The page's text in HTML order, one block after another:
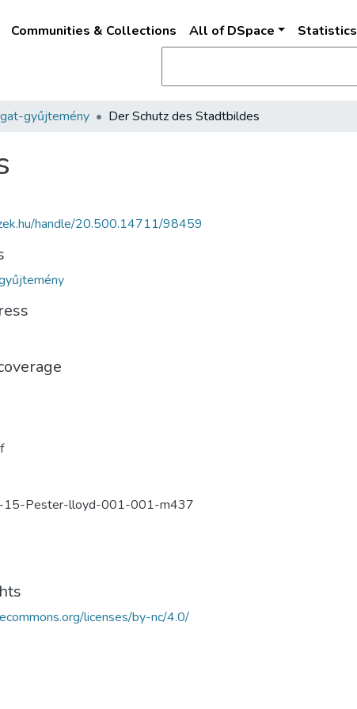
Communities & Collections All of DSpace Statistics
gyűjtemény Der Schutz des Stadtbildes
handle/20.500.14711/98459
Pester-lloyd-001-001-m437
licenses/by-nc/4.0/